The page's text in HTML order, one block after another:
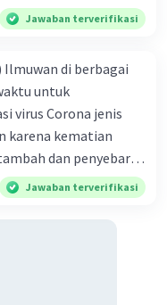
itu baru saja pindah
tebal dalam kutipan
Jawaban terverifikasi
Ilmuwan di berbagai
untuk
virus Corona jenis
karena kematian
dan penyebaran
(7-2-2020), Komisi
jumlah kematian
Jawaban terverifikasi